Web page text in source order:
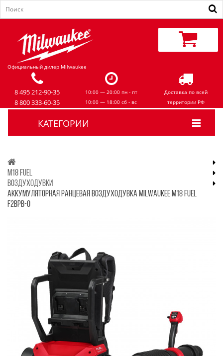
Официальный дилер Milwaukee
8 495 212-90-35
8 800 333-60-35
10:00 — 20:00 пн - пт
10:00 — 18:00 сб - вс
Доставка по всей
территории РФ
КАТЕГОРИИ
M18 FUEL
ВОЗДУХОДУВКИ
АККУМУЛЯТОРНАЯ РАНЦЕВАЯ ВОЗДУХОДУВКА MILWAUKEE M18 FUEL
F2BPB-0